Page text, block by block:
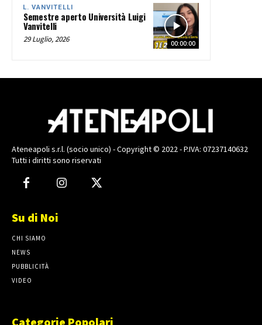
00:00:00
L. VANVITELLI
Semestre aperto Università Luigi
Vanvitelli
29 Luglio, 2026
Ateneapoli s.r.l. (socio unico) - Copyright © 2022 - P.IVA: 07237140632
Tutti i diritti sono riservati
Su di Noi
CHI SIAMO
NEWS
PUBBLICITÀ
VIDEO
Categorie Popolari